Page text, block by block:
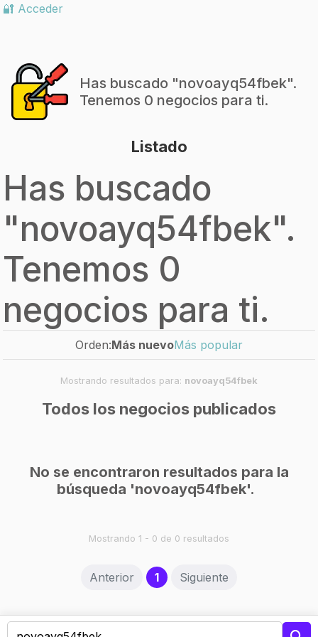
🔐 Acceder
Has buscado "novoayq54fbek".
Tenemos 0 negocios para ti.
Listado
Has buscado
"novoayq54fbek".
Tenemos 0
negocios para ti.
Orden:Más nuevoMás popular
Mostrando resultados para: novoayq54fbek
Todos los negocios publicados
No se encontraron resultados para la
búsqueda 'novoayq54fbek'.
Mostrando 1 - 0 de 0 resultados
Anterior 1(current)
Siguiente